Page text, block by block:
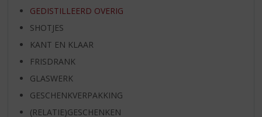
GEDISTILLEERD OVERIG
SHOTJES
KANT EN KLAAR
FRISDRANK
GLASWERK
GESCHENKVERPAKKING
(RELATIE)GESCHENKEN